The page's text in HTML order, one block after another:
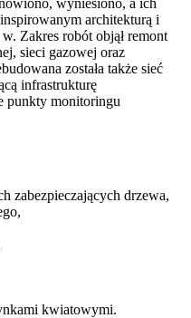
architekturą i
Zakres robót objął remont
sieci gazowej oraz
została także sieć
infrastrukturę
punkty monitoringu
zabezpieczających drzewa,
kwiatowymi.